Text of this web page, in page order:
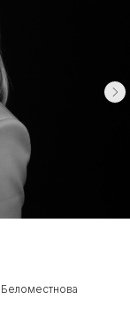
Беломестнова